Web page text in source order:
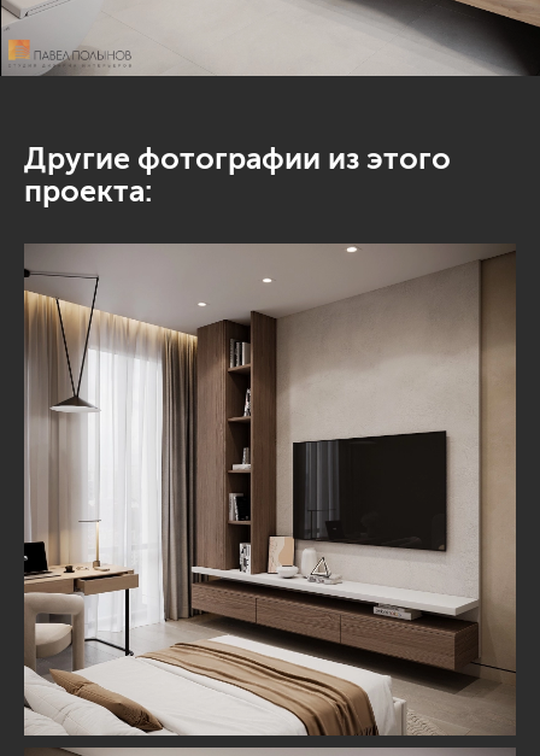
Другие фотографии из этого
проекта: